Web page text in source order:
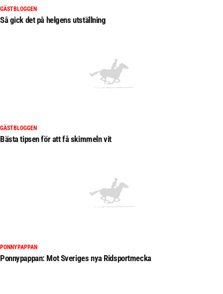
GÄSTBLOGGEN
Så gick det på helgens utställning
GÄSTBLOGGEN
Bästa tipsen för att få skimmeln vit
PONNYPAPPAN
Ponnypappan: Mot Sveriges nya Ridsportmecka